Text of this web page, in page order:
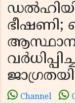
ഭീഷണി;
Channel